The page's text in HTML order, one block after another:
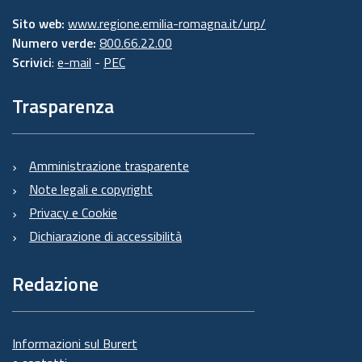
Sito web: www.regione.emilia-romagna.it/urp/
Numero verde: 800.66.22.00
Scrivici: e-mail - PEC
Trasparenza
Amministrazione trasparente
Note legali e copyright
Privacy e Cookie
Dichiarazione di accessibilità
Redazione
Informazioni sul Burert